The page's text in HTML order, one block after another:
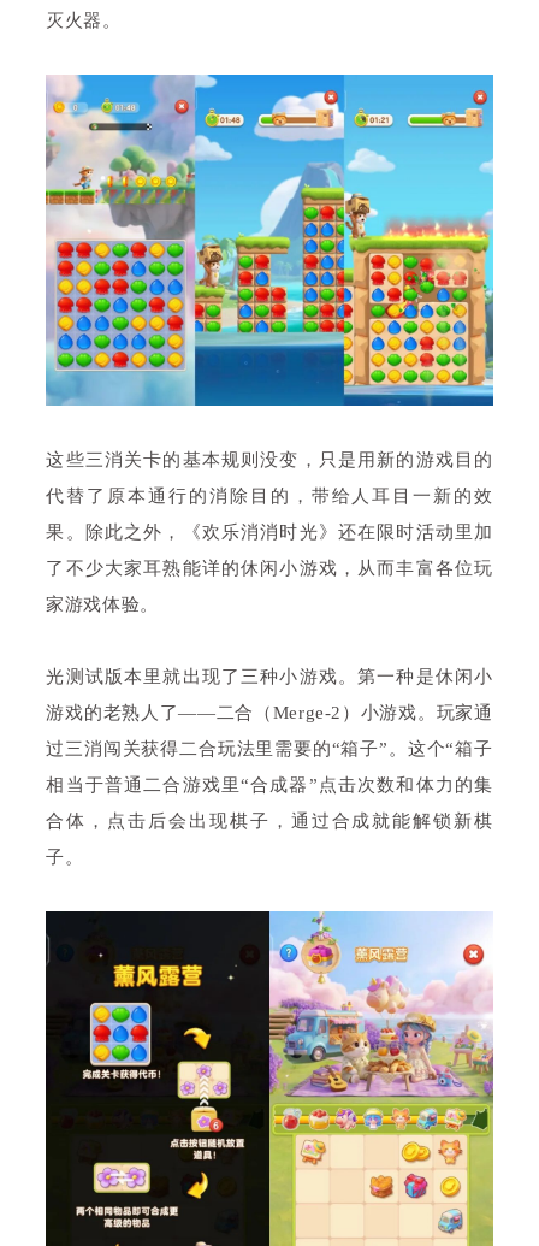
灭火器。
这些三消关卡的基本规则没变，只是用新的游戏目的
代替了原本通行的消除目的，带给人耳目一新的效
果。除此之外，《欢乐消消时光》还在限时活动里加
了不少大家耳熟能详的休闲小游戏，从而丰富各位玩
家游戏体验。
光测试版本里就出现了三种小游戏。第一种是休闲小
游戏的老熟人了——二合（Merge-2）小游戏。玩家通
过三消闯关获得二合玩法里需要的“箱子”。这个“箱子
相当于普通二合游戏里“合成器”点击次数和体力的集
合体，点击后会出现棋子，通过合成就能解锁新棋
子。